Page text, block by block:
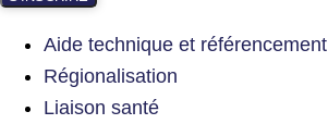
Aide technique et référencement
Régionalisation
Liaison santé